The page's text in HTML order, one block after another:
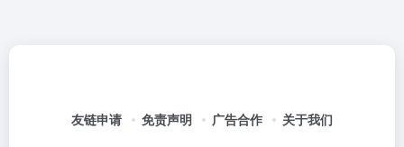
友链申请 免责声明 广告合作 关于我们